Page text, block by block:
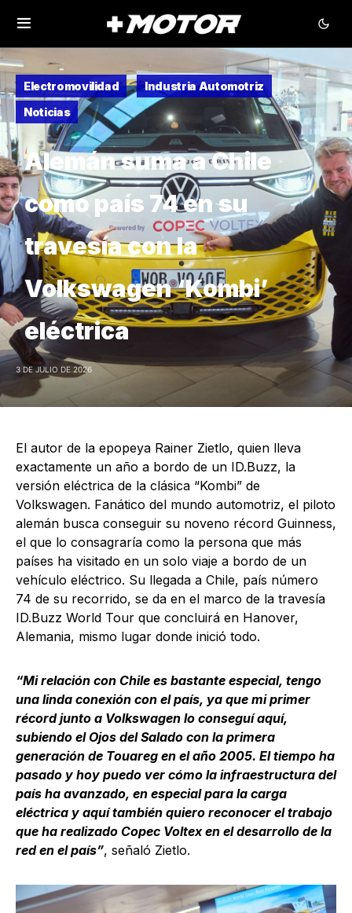
Electromovilidad
Industria Automotriz
Noticias
Alemán suma a Chile
como país 74 en su
travesía con la
Volkswagen ‘Kombi’
eléctrica
3 DE JULIO DE 2026
El autor de la epopeya Rainer Zietlo, quien lleva
exactamente un año a bordo de un ID.Buzz, la
versión eléctrica de la clásica “Kombi” de
Volkswagen. Fanático del mundo automotriz, el piloto
alemán busca conseguir su noveno récord Guinness,
el que lo consagraría como la persona que más
países ha visitado en un solo viaje a bordo de un
vehículo eléctrico. Su llegada a Chile, país número
74 de su recorrido, se da en el marco de la travesía
ID.Buzz World Tour que concluirá en Hanover,
Alemania, mismo lugar donde inició todo.
“Mi relación con Chile es bastante especial, tengo
una linda conexión con el país, ya que mi primer
récord junto a Volkswagen lo conseguí aquí,
subiendo el Ojos del Salado con la primera
generación de Touareg en el año 2005. El tiempo ha
pasado y hoy puedo ver cómo la infraestructura del
país ha avanzado, en especial para la carga
eléctrica y aquí también quiero reconocer el trabajo
que ha realizado Copec Voltex en el desarrollo de la
red en el país”, señaló Zietlo.